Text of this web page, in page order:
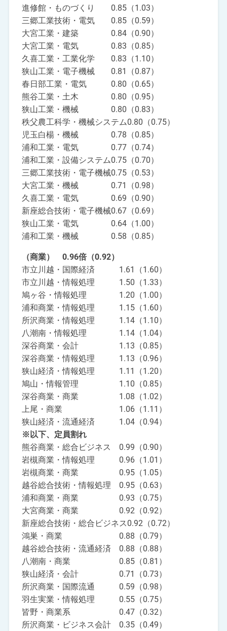
進修館・ものづくり 0.85（1.03）
三郷工業技術・電気 0.85（0.59）
大宮工業・建築 0.84（0.90）
大宮工業・電気 0.83（0.85）
久喜工業・工業化学 0.83（1.10）
狭山工業・電子機械 0.81（0.87）
春日部工業・電気 0.80（0.65）
熊谷工業・土木 0.80（0.95）
狭山工業・機械 0.80（0.83）
秩父農工科学・機械システム0.80（0.75）
児玉白楊・機械 0.78（0.85）
浦和工業・電気 0.77（0.74）
浦和工業・設備システム0.75（0.70）
三郷工業技術・電子機械0.75（0.53）
大宮工業・機械 0.71（0.98）
久喜工業・電気 0.69（0.90）
新座総合技術・電子機械0.67（0.69）
狭山工業・電気 0.64（1.00）
浦和工業・機械 0.58（0.85）
（商業） 0.96倍（0.92）
市立川越・国際経済 1.61（1.60）
市立川越・情報処理 1.50（1.33）
鳩ヶ谷・情報処理 1.20（1.00）
浦和商業・情報処理 1.15（1.60）
所沢商業・情報処理 1.14（1.10）
八潮南・情報処理 1.14（1.04）
深谷商業・会計 1.13（0.85）
深谷商業・情報処理 1.13（0.96）
狭山経済・情報処理 1.11（1.20）
鳩山・情報管理 1.10（0.85）
深谷商業・商業 1.08（1.02）
上尾・商業 1.06（1.11）
狭山経済・流通経済 1.04（0.94）
※以下、定員割れ
熊谷商業・総合ビジネス 0.99（0.90）
岩槻商業・情報処理 0.96（1.01）
岩槻商業・商業 0.95（1.05）
越谷総合技術・情報処理 0.95（0.63）
浦和商業・商業 0.93（0.75）
大宮商業・商業 0.92（0.92）
新座総合技術・総合ビジネス0.92（0.72）
鴻巣・商業 0.88（0.79）
越谷総合技術・流通経済 0.88（0.88）
八潮南・商業 0.85（0.81）
狭山経済・会計 0.71（0.73）
所沢商業・国際流通 0.59（0.98）
羽生実業・情報処理 0.55（0.75）
皆野・商業系 0.47（0.32）
所沢商業・ビジネス会計 0.35（0.49）